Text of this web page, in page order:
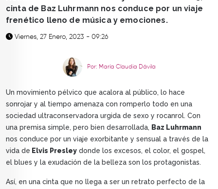
cinta de Baz Luhrmann nos conduce por un viaje
frenético lleno de música y emociones.
Viernes, 27 Enero, 2023 - 09:26
Por: María Claudia Dávila
Un movimiento pélvico que acalora al público, lo hace
sonrojar y al tiempo amenaza con romperlo todo en una
sociedad ultraconservadora urgida de sexo y rocanrol. Con
una premisa simple, pero bien desarrollada, Baz Luhrmann
nos conduce por un viaje exorbitante y sensual a través de la
vida de Elvis Presley donde los excesos, el color, el gospel,
el blues y la exudación de la belleza son los protagonistas.
Así, en una cinta que no llega a ser un retrato perfecto de la